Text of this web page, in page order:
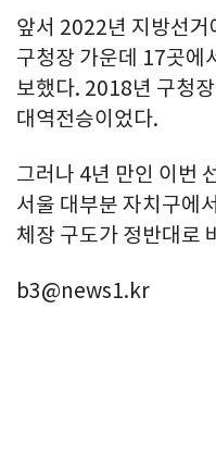
앞서 2022년 지방선거
구청장 가운데 17곳에
보했다. 2018년 구청
대역전승이었다.
그러나 4년 만인 이번
서울 대부분 자치구에
체장 구도가 정반대로
b3@news1.kr